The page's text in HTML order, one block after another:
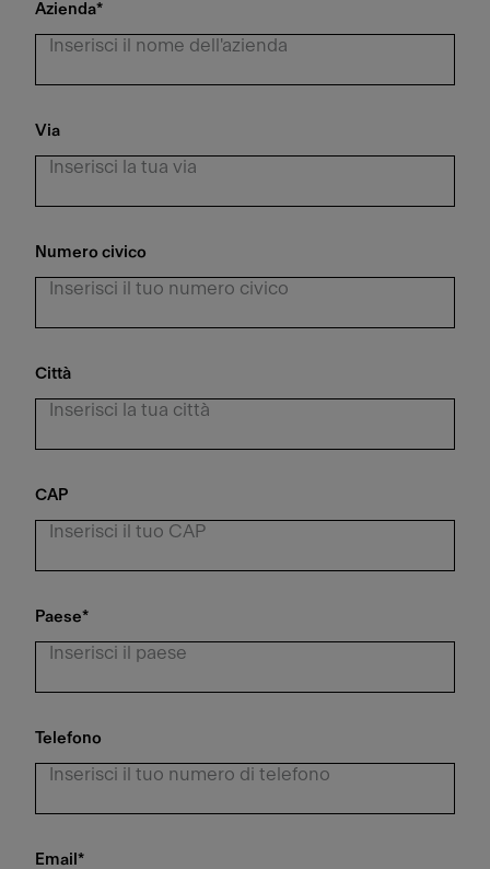
Azienda*
Via
Numero civico
Città
CAP
Paese*
Telefono
Email *